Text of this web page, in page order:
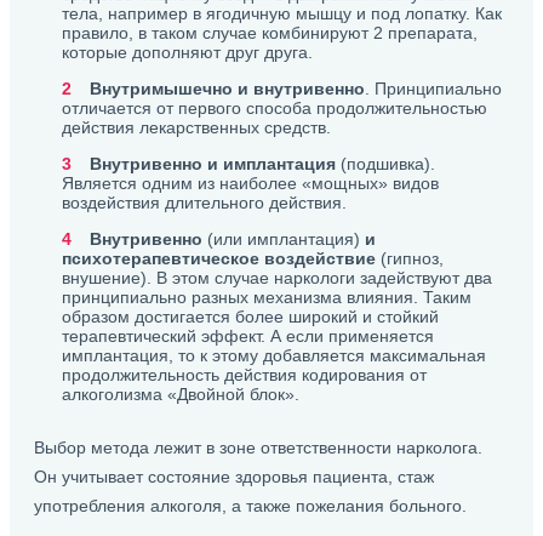
тела, например в ягодичную мышцу и под лопатку. Как
правило, в таком случае комбинируют 2 препарата,
которые дополняют друг друга.
Внутримышечно и внутривенно . Принципиально
отличается от первого способа продолжительностью
действия лекарственных средств.
Внутривенно и имплантация (подшивка).
Является одним из наиболее «мощных» видов
воздействия длительного действия.
Внутривенно (или имплантация) и
психотерапевтическое воздействие (гипноз,
внушение). В этом случае наркологи задействуют два
принципиально разных механизма влияния. Таким
образом достигается более широкий и стойкий
терапевтический эффект. А если применяется
имплантация, то к этому добавляется максимальная
продолжительность действия кодирования от
алкоголизма «Двойной блок».
Выбор метода лежит в зоне ответственности нарколога.
Он учитывает состояние здоровья пациента, стаж
употребления алкоголя, а также пожелания больного.